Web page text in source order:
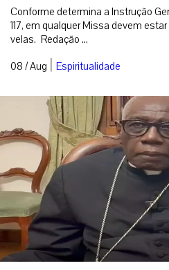
Conforme determina a Instrução
117, em qualquer Missa devem
velas. Redação ...
08 / Aug | Espiritualidade